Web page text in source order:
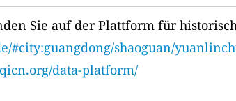
Sie auf der Plattform für
#city:guangdong/shaoguan/
data-platform/